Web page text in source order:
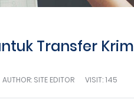
Transfer Krim
AUTHOR: SITE EDITOR VISIT: 145